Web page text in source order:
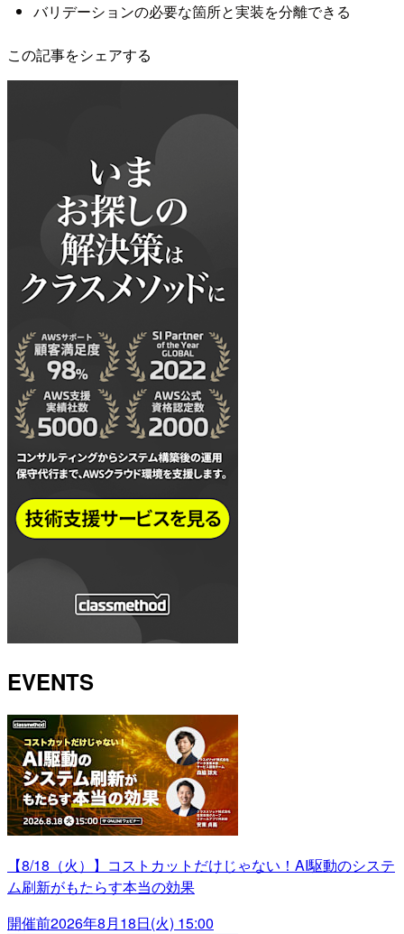
バリデーションの必要な箇所と実装を分離できる
この記事をシェアする
EVENTS
【8/18（火）】コストカットだけじゃない！AI駆動のシステ
ム刷新がもたらす本当の効果
開催前2026年8月18日(火) 15:00